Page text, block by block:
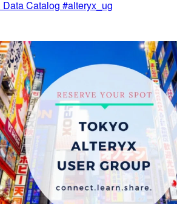
Catalog #alteryx_ug